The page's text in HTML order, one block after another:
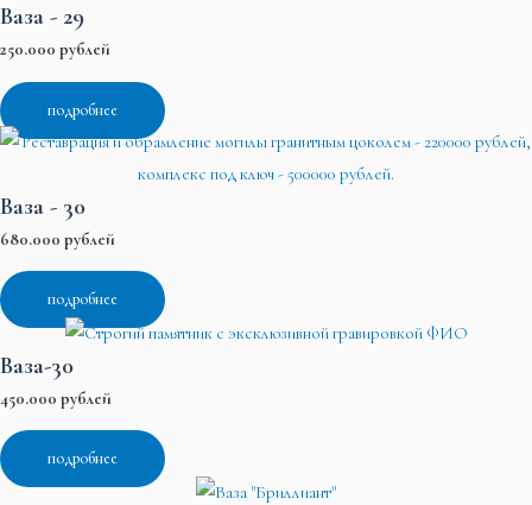
Ваза - 29
250.000 рублей
подробнее
Ваза - 30
680.000 рублей
подробнее
Ваза-30
450.000 рублей
подробнее